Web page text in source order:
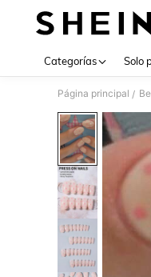
Categorías Solo
Página principal /